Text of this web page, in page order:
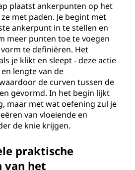
plaatst ankerpunten op het
met paden. Je begint met
ankerpunt in te stellen en
meer punten toe te voegen
te definiëren. Het
je klikt en sleept - deze actie
lengte van de
de curven tussen de
gevormd. In het begin lijkt
maar met wat oefening zul je
van vloeiende en
de knie krijgen.
praktische
van het